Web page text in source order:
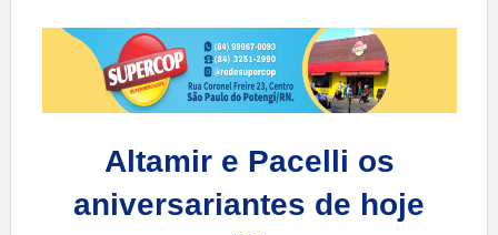
Altamir e Pacelli os
aniversariantes de hoje